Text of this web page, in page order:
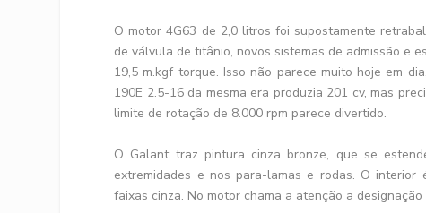
O motor 4G63 de 2,0 litros foi supostamente
de válvula de titânio, novos sistemas de admissão e
19,5 m.kgf torque. Isso não parece muito hoje em
190E 2.5-16 da mesma era produzia 201 cv, mas
limite de rotação de 8.000 rpm parece divertido.
O Galant traz pintura cinza bronze, que se
extremidades e nos para-lamas e rodas. O
faixas cinza. No motor chama a atenção a